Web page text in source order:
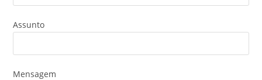
Assunto
Mensagem